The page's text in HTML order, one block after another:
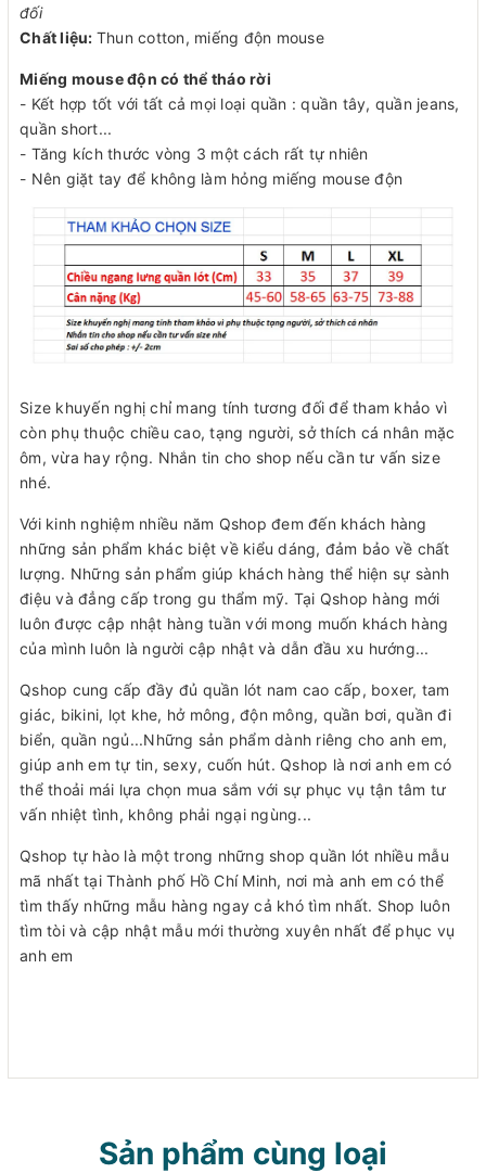
đối
Chất liệu: Thun cotton, miếng độn mouse
Miếng mouse độn có thể tháo rời
- Kết hợp tốt với tất cả mọi loại quần : quần tây, quần jeans,
quần short...
- Tăng kích thước vòng 3 một cách rất tự nhiên
- Nên giặt tay để không làm hỏng miếng mouse độn
Size khuyến nghị chỉ mang tính tương đối để tham khảo vì
còn phụ thuộc chiều cao, tạng người, sở thích cá nhân mặc
ôm, vừa hay rộng. Nhắn tin cho shop nếu cần tư vấn size
nhé.
Với kinh nghiệm nhiều năm Qshop đem đến khách hàng
những sản phẩm khác biệt về kiểu dáng, đảm bảo về chất
lượng. Những sản phẩm giúp khách hàng thể hiện sự sành
điệu và đẳng cấp trong gu thẩm mỹ. Tại Qshop hàng mới
luôn được cập nhật hàng tuần với mong muốn khách hàng
của mình luôn là người cập nhật và dẫn đầu xu hướng...
Qshop cung cấp đầy đủ quần lót nam cao cấp, boxer, tam
giác, bikini, lọt khe, hở mông, độn mông, quần bơi, quần đi
biển, quần ngủ...Những sản phẩm dành riêng cho anh em,
giúp anh em tự tin, sexy, cuốn hút. Qshop là nơi anh em có
thể thoải mái lựa chọn mua sắm với sự phục vụ tận tâm tư
vấn nhiệt tình, không phải ngại ngùng...
Qshop tự hào là một trong những shop quần lót nhiều mẫu
mã nhất tại Thành phố Hồ Chí Minh, nơi mà anh em có thể
tìm thấy những mẫu hàng ngay cả khó tìm nhất. Shop luôn
tìm tòi và cập nhật mẫu mới thường xuyên nhất để phục vụ
anh em
Sản phẩm cùng loại